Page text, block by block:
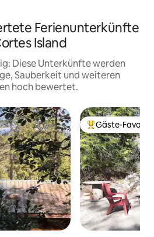
Ferienunterkünfte
Island
Diese Unterkünfte werden
Sauberkeit und weiteren
hoch bewertet.
Beliebter Gäste-
Gäste-Favorit